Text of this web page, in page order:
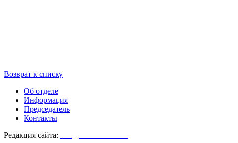
Возврат к списку
Об отделе
Информация
Председатель
Контакты
Редакция сайта: